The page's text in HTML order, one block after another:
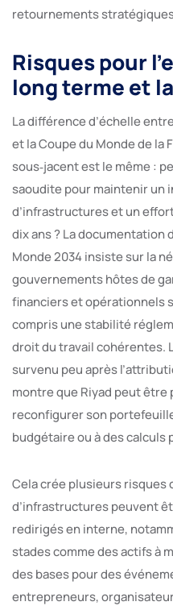
retournements
Risques pour
long terme et
La différence d’échelle
et la Coupe du Monde de la
sous‑jacent est le même :
saoudite pour maintenir un
d’infrastructures et un
dix ans ? La documentation
Monde 2034 insiste sur la
gouvernements hôtes de
financiers et opérationnels
compris une stabilité
droit du travail cohérentes.
survenu peu après
montre que Riyad peut être
reconfigurer son
budgétaire ou à des calculs
Cela crée plusieurs risques
d’infrastructures peuvent
redirigés en interne,
stades comme des actifs à
des bases pour des
entrepreneurs,